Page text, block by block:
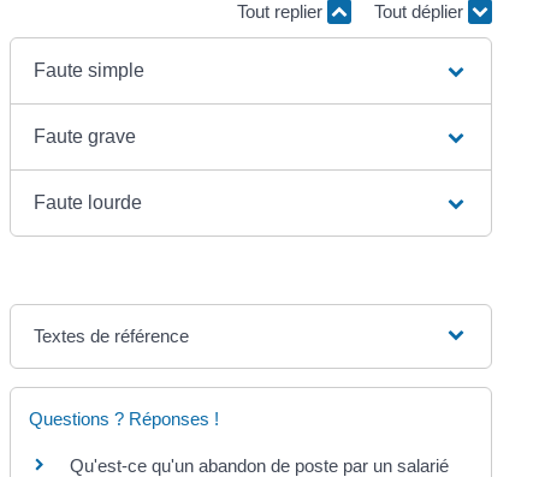
Tout replier Tout déplier
Faute simple
Faute grave
Faute lourde
Textes de référence
Questions ? Réponses !
Qu'est-ce qu'un abandon de poste par un salarié